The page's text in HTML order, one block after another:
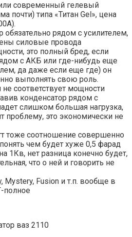
современный гелевый
почти) типа «Титан Gel», цена
обязательно рядом с усилителем,
силовые провода
это полный бред, если
с АКБ или где-нибудь еще
да даже если еще где) он
выполнять свою роль.
не соответствует мощности
конденсатор рядом с
слишком большая нагрузка,
проблему, это экономически не
тоже соотношение совершенно
чем будет хуже 0,5 фарад
1Кв, нет разница конечно будет,
что о ней и говорить не
Mystery, Fusion и т.п. вообще в
полное
ваз 2110